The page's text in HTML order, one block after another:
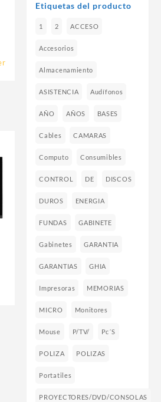
Etiquetas del producto
1 2 ACCESO
Accesorios
Almacenamiento
ASISTENCIA Audífonos
AÑO AÑOS BASES
Cables CAMARAS
Computo Consumibles
CONTROL DE DISCOS
DUROS ENERGIA
FUNDAS GABINETE
Gabinetes GARANTIA
GARANTIAS GHIA
Impresoras MEMORIAS
MICRO Monitores
Mouse P/TV/ Pc´s
POLIZA POLIZAS
Portatiles
PROYECTORES/DVD/CONSOLAS